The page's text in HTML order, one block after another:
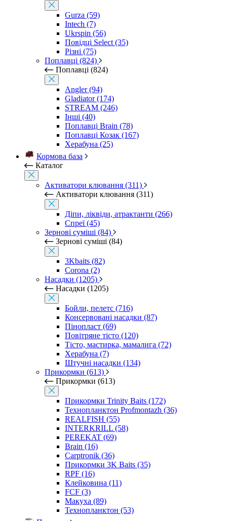
Gurza (59)
Intech (7)
Ukrspin (56)
Повідці Select (35)
Різні (75)
Поплавці (824)
Поплавці (824)
Angler (94)
Gladiator (174)
STREAM (246)
Інші (40)
Поплавці Brain (78)
Поплавці Козак (167)
Херабуна (25)
Кормова база
Каталог
Активатори клювання (311)
Активатори клювання (311)
Діпи, ліквіди, атрактанти (266)
Спреї (45)
Зернові суміші (84)
Зернові суміші (84)
3Kbaits (82)
Corona (2)
Насадки (1205)
Насадки (1205)
Бойли, пелетс (716)
Консервовані насадки (87)
Пінопласт (69)
Повітряне тісто (120)
Тісто, мастирка, мамалига (72)
Херабуна (7)
Штучні насадки (134)
Прикормки (613)
Прикормки (613)
Прикормки Trinity Baits (172)
Технопланктон Profmontazh (36)
REALFISH (55)
INTERKRILL (58)
PEREKAT (69)
Brain (16)
Carptronik (36)
Прикормки 3K Baits (35)
RPF (16)
Клейковина (11)
FCF (3)
Макуха (89)
Технопланктон (53)